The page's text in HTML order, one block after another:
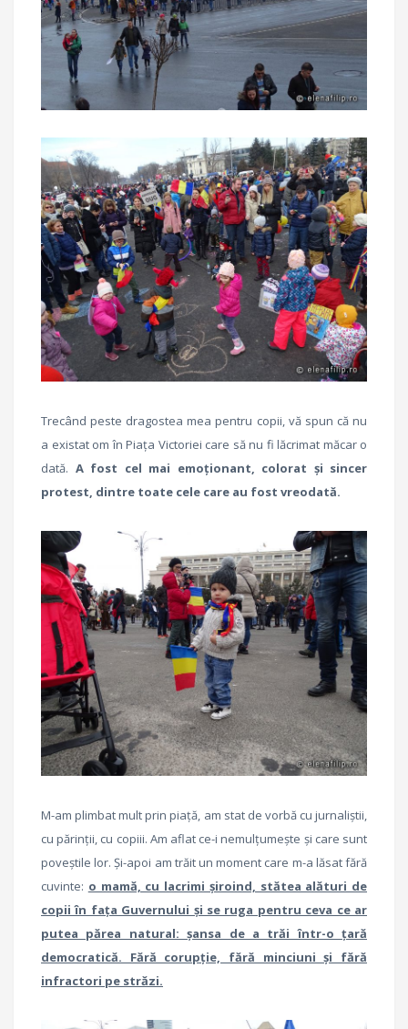
Trecând peste dragostea mea pentru copii, vă spun că nu
a existat om în Piața Victoriei care să nu fi lăcrimat măcar o
dată. A fost cel mai emoționant, colorat și sincer
protest, dintre toate cele care au fost vreodată.
M-am plimbat mult prin piață, am stat de vorbă cu jurnaliștii,
cu părinții, cu copiii. Am aflat ce-i nemulțumește și care sunt
poveștile lor. Și-apoi am trăit un moment care m-a lăsat fără
cuvinte: o mamă, cu lacrimi șiroind, stătea alături de
copii în fața Guvernului și se ruga pentru ceva ce ar
putea părea natural: șansa de a trăi într-o țară
democratică. Fără corupție, fără minciuni și fără
infractori pe străzi.